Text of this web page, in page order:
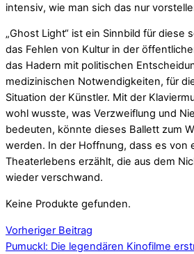
intensiv, wie man sich das nur
„Ghost Light“ ist ein Sinnbild für diese
das Fehlen von Kultur in der
das Hadern mit politischen
medizinischen Notwendigkeiten, für
Situation der Künstler. Mit der
wohl wusste, was Verzweiflung und
bedeuten, könnte dieses Ballett zum
werden. In der Hoffnung, dass es von
Theaterlebens erzählt, die aus dem
wieder verschwand.
Keine Produkte gefunden.
Vorheriger Beitrag
Pumuckl: Die legendären Kinofilme